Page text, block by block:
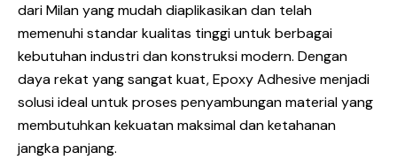
dari Milan yang mudah diaplikasikan dan telah
memenuhi standar kualitas tinggi untuk berbagai
kebutuhan industri dan konstruksi modern. Dengan
daya rekat yang sangat kuat, Epoxy Adhesive menjadi
solusi ideal untuk proses penyambungan material yang
membutuhkan kekuatan maksimal dan ketahanan
jangka panjang.